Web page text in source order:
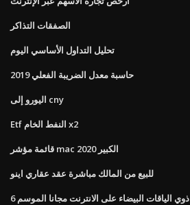
الصفقات التذاكر
تحليل التداول الأساسي اليوم
حاسبة معدل الضريبة الفعلي 2019
اليورو إلى cny
Etf النفط الخام x2
قائمة مؤشر mac الكبير 2020
للبيع من المالك مباشرة عقد عقاري اينو
ذوي الياقات البيضاء على الانترنت مجانا الموسم 6